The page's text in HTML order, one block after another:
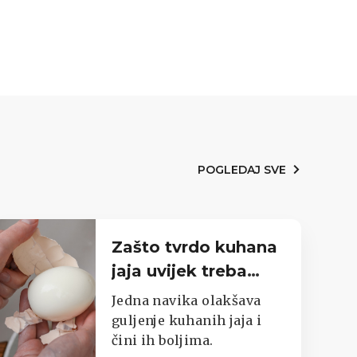
POGLEDAJ SVE
Zašto tvrdo kuhana
jaja uvijek treba
staviti u ledenu
vodu
Jedna navika olakšava
guljenje kuhanih jaja i
čini ih boljima.